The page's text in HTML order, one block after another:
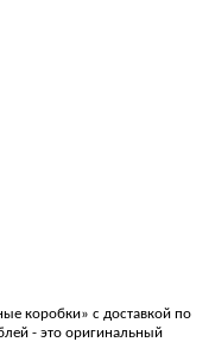
коробки» с доставкой по
- это оригинальный